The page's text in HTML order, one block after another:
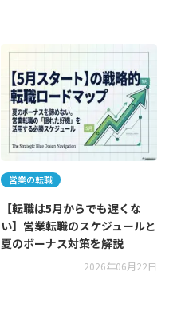
営業の転職
【転職は5月からでも遅くな
い】営業転職のスケジュールと
夏のボーナス対策を解説
2026年06月22日